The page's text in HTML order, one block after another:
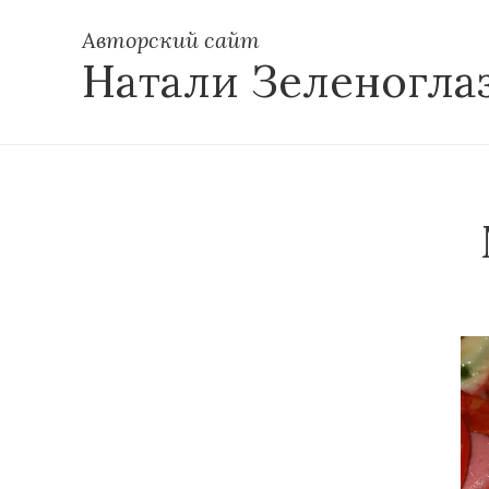
Авторский сайт
Натали